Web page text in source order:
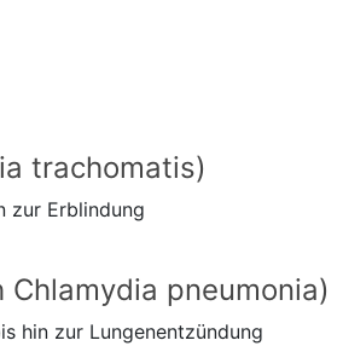
trachomatis)
zur Erblindung
pneumonia)
hin zur Lungenentzündung